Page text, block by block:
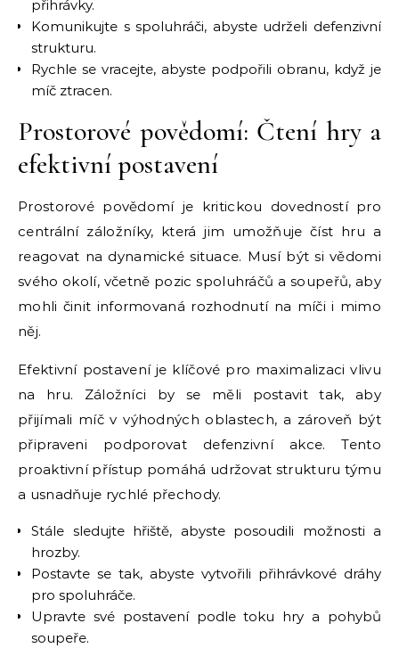
přihrávky.
Komunikujte s spoluhráči, abyste udrželi defenzivní
strukturu.
Rychle se vracejte, abyste podpořili obranu, když je
míč ztracen.
Prostorové povědomí: Čtení hry a
efektivní postavení
Prostorové povědomí je kritickou dovedností pro
centrální záložníky, která jim umožňuje číst hru a
reagovat na dynamické situace. Musí být si vědomi
svého okolí, včetně pozic spoluhráčů a soupeřů, aby
mohli činit informovaná rozhodnutí na míči i mimo
něj.
Efektivní postavení je klíčové pro maximalizaci vlivu
na hru. Záložníci by se měli postavit tak, aby
přijímali míč v výhodných oblastech, a zároveň být
připraveni podporovat defenzivní akce. Tento
proaktivní přístup pomáhá udržovat strukturu týmu
a usnadňuje rychlé přechody.
Stále sledujte hřiště, abyste posoudili možnosti a
hrozby.
Postavte se tak, abyste vytvořili přihrávkové dráhy
pro spoluhráče.
Upravte své postavení podle toku hry a pohybů
soupeře.